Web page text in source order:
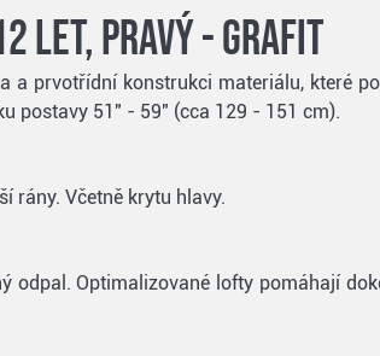
let, pravý - grafit
a prvotřídní konstrukci materiálu, které
postavy 51" - 59" (cca 129 - 151 cm).
rány. Včetně krytu hlavy.
odpal. Optimalizované lofty pomáhají